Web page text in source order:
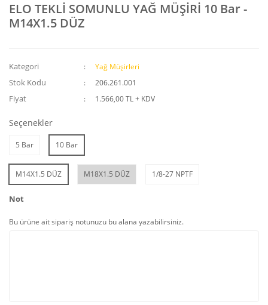
ELO TEKLİ SOMUNLU YAĞ MÜŞİRİ 10 Bar -
M14X1.5 DÜZ
Kategori Yağ Müşirleri
Stok Kodu 206.261.001
Fiyat 1.566,00 TL + KDV
Seçenekler
5 Bar 10 Bar
M14X1.5 DÜZ M18X1.5 DÜZ 1/8-27 NPTF
Not
Bu ürüne ait sipariş notunuzu bu alana yazabilirsiniz.